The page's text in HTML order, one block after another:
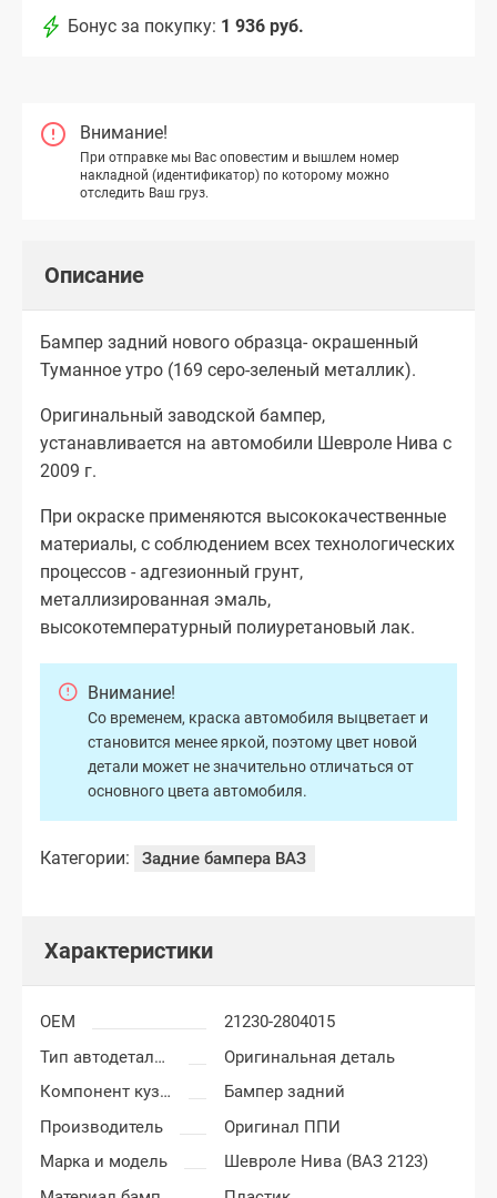
Бонус за покупку: 1 936 руб.
Внимание!
При отправке мы Вас оповестим и вышлем номер
накладной (идентификатор) по которому можно
отследить Ваш груз.
Описание
Бампер задний нового образца- окрашенный
Туманное утро (169 cеро-зеленый металлик).
Оригинальный заводской бампер,
устанавливается на автомобили Шевроле Нива с
2009 г.
При окраске применяются высококачественные
материалы, с соблюдением всех технологических
процессов - адгезионный грунт,
металлизированная эмаль,
высокотемпературный полиуретановый лак.
Внимание!
Со временем, краска автомобиля выцветает и
становится менее яркой, поэтому цвет новой
детали может не значительно отличаться от
основного цвета автомобиля.
Категории: Задние бампера ВАЗ
Характеристики
OEM
21230-2804015
Тип автодеталей
Оригинальная деталь
Компонент кузова
Бампер задний
Производитель
Оригинал ППИ
Марка и модель
Шевроле Нива (ВАЗ 2123)